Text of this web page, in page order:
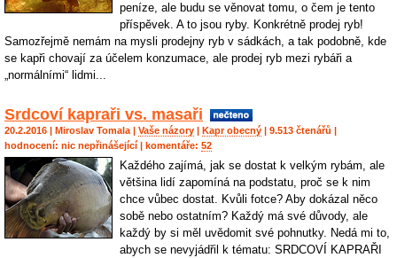
peníze, ale budu se věnovat tomu, o čem je tento
příspěvek. A to jsou ryby. Konkrétně prodej ryb!
Samozřejmě nemám na mysli prodejny ryb v sádkách, a tak podobně, kde
se kapři chovají za účelem konzumace, ale prodej ryb mezi rybáři a
„normálními“ lidmi...
Srdcoví kapraři vs. masaři
20.2.2016 | Miroslav Tomala| Vaše názory Kapr obecný | 9.513 čtenářů |
hodnocení: nic nepřinášející | komentáře: 52
Každého zajímá, jak se dostat k velkým rybám, ale
většina lidí zapomíná na podstatu, proč se k nim
chce vůbec dostat. Kvůli fotce? Aby dokázal něco
sobě nebo ostatním? Každý má své důvody, ale
každý by si měl uvědomit své pohnutky. Nedá mi to,
abych se nevyjádřil k tématu: SRDCOVÍ KAPRAŘI